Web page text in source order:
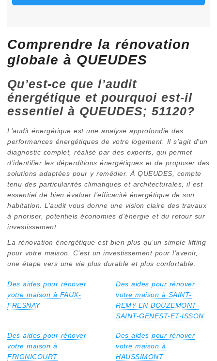
Comprendre la rénovation
globale à QUEUDES
Qu’est-ce que l’audit
énergétique et pourquoi est-il
essentiel à QUEUDES; 51120?
L’audit énergétique est une analyse approfondie des
performances énergétiques de votre logement. Il s’agit d’un
diagnostic complet, réalisé par des experts, qui permet
d’identifier les déperditions énergétiques et de proposer des
solutions adaptées pour y remédier. À QUEUDES, compte
tenu des particularités climatiques et architecturales, il est
essentiel de bien évaluer l’efficacité énergétique de son
habitation. L’audit vous donne une vision claire des travaux
à prioriser, potentiels économies d’énergie et du retour sur
investissement.
La rénovation énergétique est bien plus qu’un simple lifting
pour votre maison. C’est un investissement pour l’avenir,
une étape vers une vie plus durable et plus confortable.
Des aides pour rénover
votre maison à FAUX-
FRESNAY
Des aides pour rénover
votre maison à SAINT-
REMY-EN-BOUZEMONT-
SAINT-GENEST-ET-ISSON
Des aides pour rénover
votre maison à
FRIGNICOURT
Des aides pour rénover
votre maison à
HAUSSIMONT